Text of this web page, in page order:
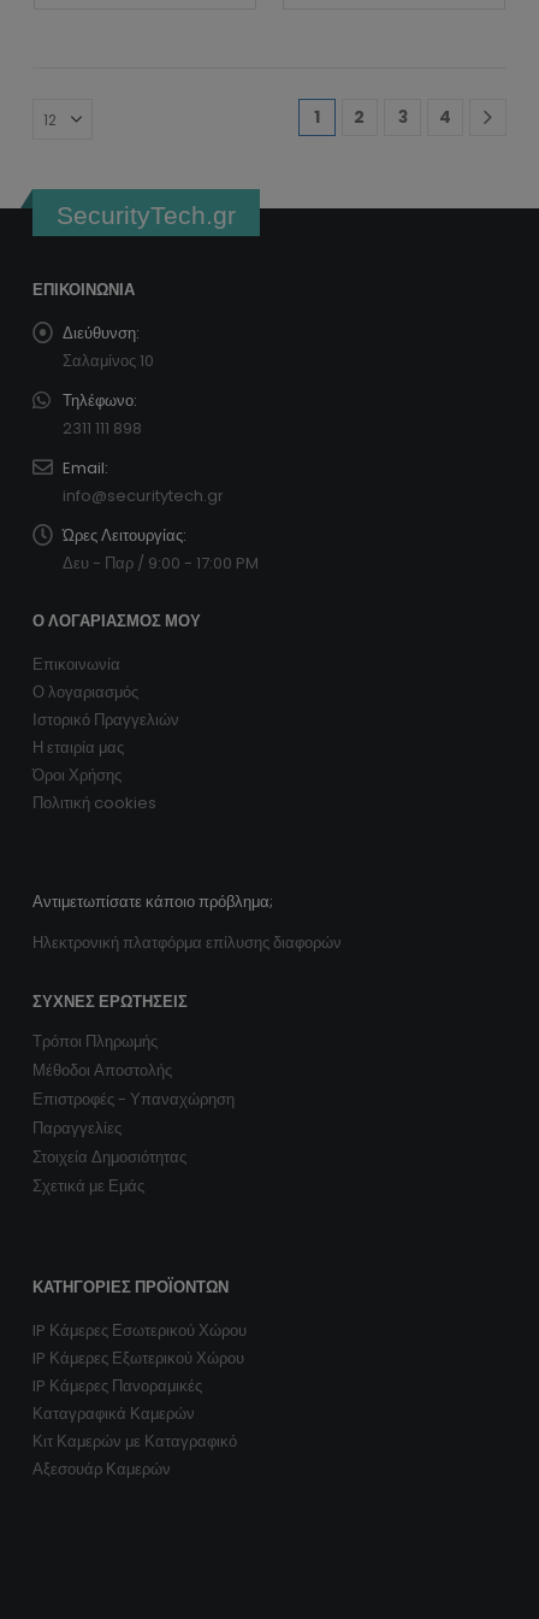
1 2 3 4
SecurityTech.gr
ΕΠΙΚΟΙΝΩΝΊΑ
Διεύθυνση:
Σαλαμίνος 10
Τηλέφωνο:
2311 111 898
Email:
info@securitytech.gr
Ώρες Λειτουργίας:
Δευ - Παρ / 9:00 - 17:00 PM
Ο ΛΟΓΑΡΙΑΣΜΌΣ ΜΟΥ
Επικοινωνία
Ο λογαριασμός
Ιστορικό Πραγγελιών
Η εταιρία μας
Όροι Χρήσης
Πολιτική cookies
Αντιμετωπίσατε κάποιο πρόβλημα;
Ηλεκτρονική πλατφόρμα επίλυσης διαφορών
ΣΥΧΝΈΣ ΕΡΩΤΉΣΕΙΣ
Τρόποι Πληρωμής
Μέθοδοι Αποστολής
Επιστροφές - Υπαναχώρηση
Παραγγελίες
Στοιχεία Δημοσιότητας
Σχετικά με Εμάς
ΚΑΤΗΓΟΡΊΕΣ ΠΡΟΪΌΝΤΩΝ
IP Κάμερες Εσωτερικού Χώρου
IP Κάμερες Εξωτερικού Χώρου
IP Κάμερες Πανοραμικές
Καταγραφικά Καμερών
Κιτ Καμερών με Καταγραφικό
Αξεσουάρ Καμερών